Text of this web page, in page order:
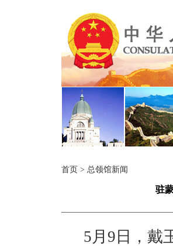
首页 > 总领馆新闻
驻
5月9日，戴